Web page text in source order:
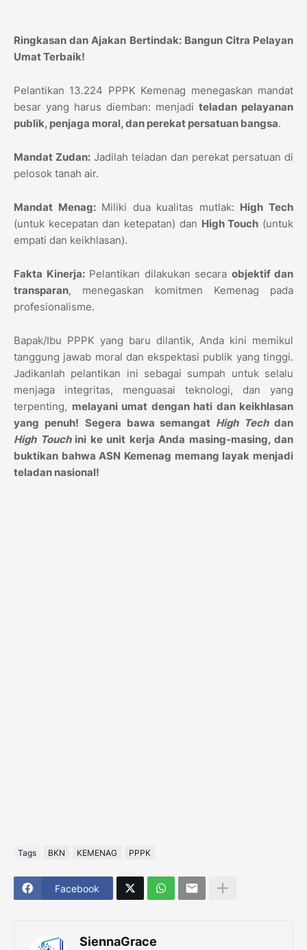
Ringkasan dan Ajakan Bertindak: Bangun Citra Pelayan
Umat Terbaik!
Pelantikan 13.224 PPPK Kemenag menegaskan mandat
besar yang harus diemban: menjadi teladan pelayanan
publik, penjaga moral, dan perekat persatuan bangsa.
Mandat Zudan: Jadilah teladan dan perekat persatuan di
pelosok tanah air.
Mandat Menag:Miliki dua kualitas mutlak: High Tech
(untuk kecepatan dan ketepatan) dan High Touch (untuk
empati dan keikhlasan).
Fakta Kinerja:Pelantikan dilakukan secara objektif dan
transparan, menegaskan komitmen Kemenag pada
profesionalisme.
Bapak/Ibu PPPK yang baru dilantik, Anda kini memikul
tanggung jawab moral dan ekspektasi publik yang tinggi.
Jadikanlah pelantikan ini sebagai sumpah untuk selalu
menjaga integritas, menguasai teknologi, dan yang
terpenting, melayani umat dengan hati dan keikhlasan
yang penuh! Segera bawa semangat High Techdan
High Touchini ke unit kerja Anda masing-masing, dan
buktikan bahwa ASN Kemenag memang layak menjadi
teladan nasional!
Tags BKN KEMENAG PPPK
Facebook
SiennaGrace